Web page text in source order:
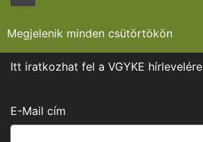
Megjelenik minden csütörtökön
Itt iratkozhat fel a VGYKE hírlevelére
E-Mail cím